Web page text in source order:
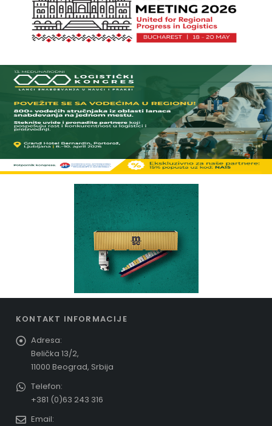
KONTAKT INFORMACIJE
Adresa:
Belička 13/2,
11000 Beograd, Srbija
Telefon:
+381 (0)63 243 316
Email: